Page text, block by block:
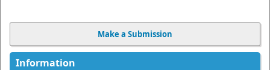
Make a Submission
Information